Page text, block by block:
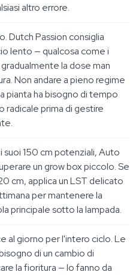
altro errore.
Dutch Passion consiglia
lento — qualcosa come i
la dose man
Non andare a pieno regime
pianta ha bisogno di tempo
radicale prima di gestire
suoi 150 cm potenziali, Auto
un grow box piccolo. Se
cm, applica un LST delicato
per mantenere la
principale sotto la lampada.
al giorno per l'intero ciclo. Le
di un cambio di
la fioritura — lo fanno da